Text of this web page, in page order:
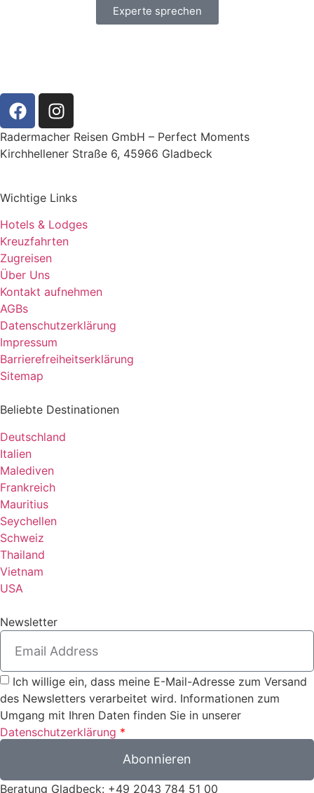
Experte sprechen
Radermacher Reisen GmbH – Perfect Moments
Kirchhellener Straße 6, 45966 Gladbeck
Wichtige Links
Hotels & Lodges
Kreuzfahrten
Zugreisen
Über Uns
Kontakt aufnehmen
AGBs
Datenschutzerklärung
Impressum
Barrierefreiheitserklärung
Sitemap
Beliebte Destinationen
Deutschland
Italien
Malediven
Frankreich
Mauritius
Seychellen
Schweiz
Thailand
Vietnam
USA
Newsletter
Ich willige ein, dass meine E-Mail-Adresse zum Versand
des Newsletters verarbeitet wird. Informationen zum
Umgang mit Ihren Daten finden Sie in unserer
Datenschutzerklärung *
Abonnieren
Beratung Gladbeck: +49 2043 784 51 00